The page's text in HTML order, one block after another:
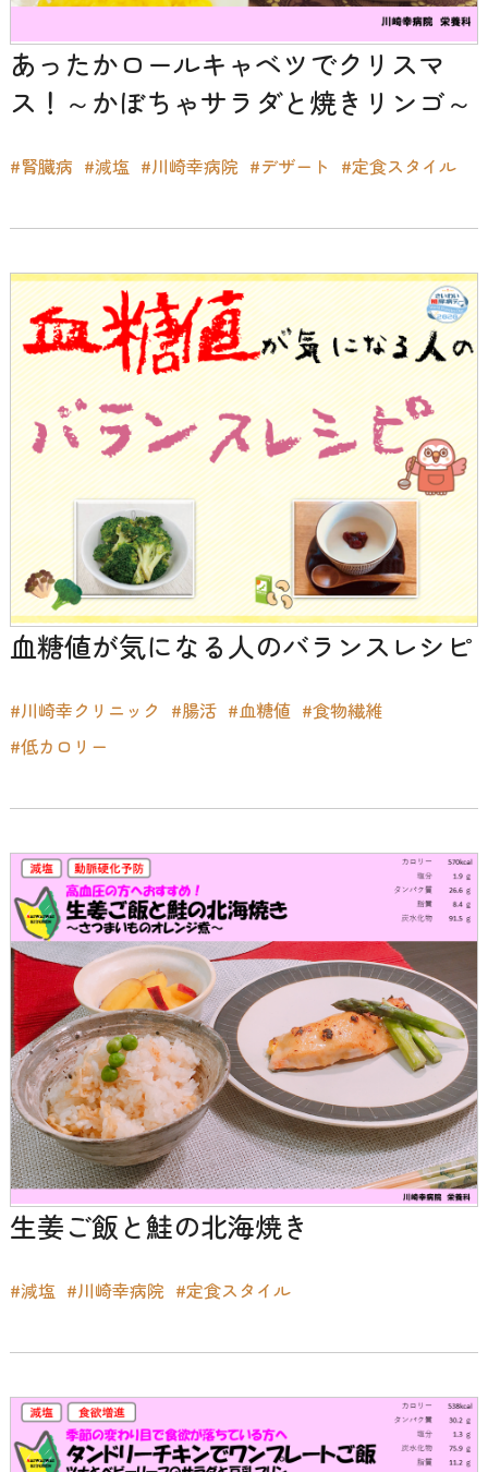
あったかロールキャベツでクリスマ
ス！～かぼちゃサラダと焼きリンゴ～
#腎臓病 #減塩 #川崎幸病院 #デザート #定食スタイル
血糖値が気になる人のバランスレシピ
#川崎幸クリニック #腸活 #血糖値 #食物繊維
#低カロリー
生姜ご飯と鮭の北海焼き
#減塩 #川崎幸病院 #定食スタイル